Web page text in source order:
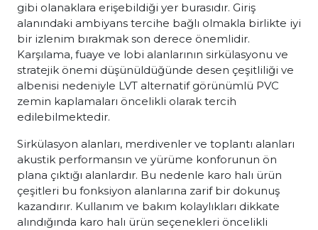
gibi olanaklara erişebildiği yer burasıdır. Giriş
alanındaki ambiyans tercihe bağlı olmakla birlikte iyi
bir izlenim bırakmak son derece önemlidir.
Karşılama, fuaye ve lobi alanlarının sirkülasyonu ve
stratejik önemi düşünüldüğünde desen çeşitliliği ve
albenisi nedeniyle LVT alternatif görünümlü PVC
zemin kaplamaları öncelikli olarak tercih
edilebilmektedir.
Sirkülasyon alanları, merdivenler ve toplantı alanları
akustik performansın ve yürüme konforunun ön
plana çıktığı alanlardır. Bu nedenle karo halı ürün
çeşitleri bu fonksiyon alanlarına zarif bir dokunuş
kazandırır. Kullanım ve bakım kolaylıkları dikkate
alındığında karo halı ürün seçenekleri öncelikli